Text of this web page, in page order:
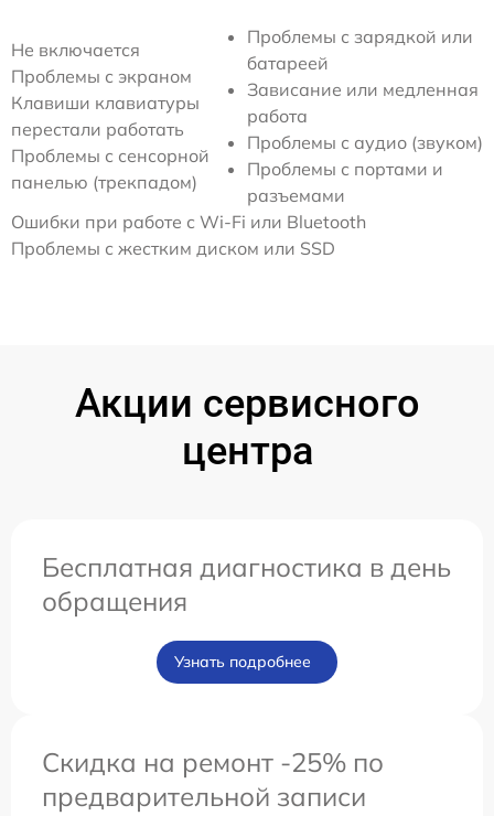
Не включается
Проблемы с экраном
Клавиши клавиатуры
перестали работать
Проблемы с сенсорной
панелью (трекпадом)
Проблемы с зарядкой или
батареей
Зависание или медленная
работа
Проблемы с аудио (звуком)
Проблемы с портами и
разъемами
Ошибки при работе с Wi-Fi или Bluetooth
Проблемы с жестким диском или SSD
Акции сервисного
центра
Бесплатная диагностика в день
обращения
Узнать подробнее
Скидка на ремонт -25% по
предварительной записи